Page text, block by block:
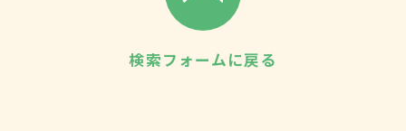
検索フォームに戻る